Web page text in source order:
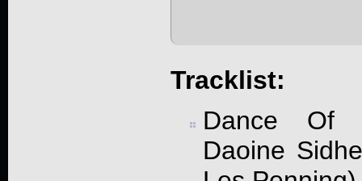
Tracklist:
Dance Of
Daoine